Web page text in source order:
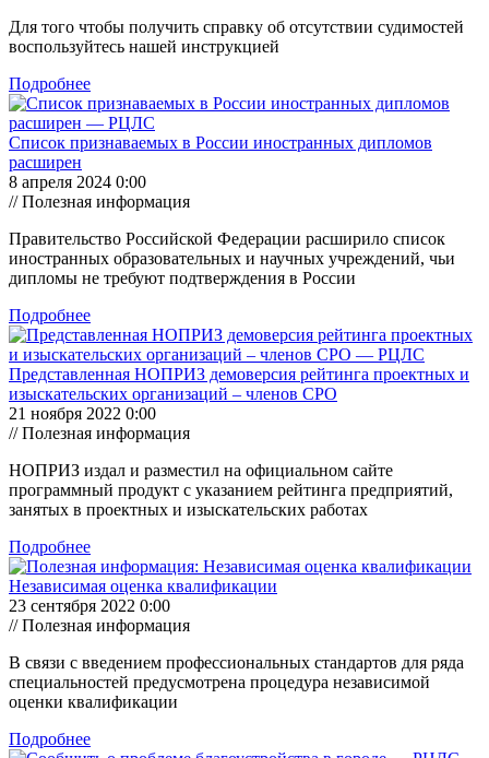
Для того чтобы получить справку об отсутствии судимостей
воспользуйтесь нашей инструкцией
Подробнее
Список признаваемых в России иностранных дипломов
расширен
8 апреля 2024 0:00
// Полезная информация
Правительство Российской Федерации расширило список
иностранных образовательных и научных учреждений, чьи
дипломы не требуют подтверждения в России
Подробнее
Представленная НОПРИЗ демоверсия рейтинга проектных и
изыскательских организаций – членов СРО
21 ноября 2022 0:00
// Полезная информация
НОПРИЗ издал и разместил на официальном сайте
программный продукт с указанием рейтинга предприятий,
занятых в проектных и изыскательских работах
Подробнее
Независимая оценка квалификации
23 сентября 2022 0:00
// Полезная информация
В связи с введением профессиональных стандартов для ряда
специальностей предусмотрена процедура независимой
оценки квалификации
Подробнее